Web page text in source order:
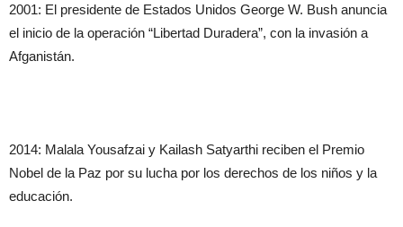
2001: El presidente de Estados Unidos George W. Bush anuncia
el inicio de la operación “Libertad Duradera”, con la invasión a
Afganistán.
2014: Malala Yousafzai y Kailash Satyarthi reciben el Premio
Nobel de la Paz por su lucha por los derechos de los niños y la
educación.